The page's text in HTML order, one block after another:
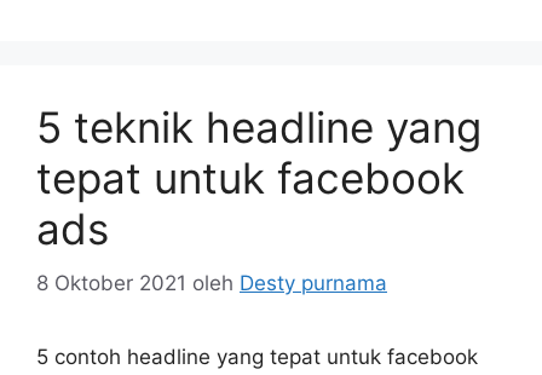
5 teknik headline yang
tepat untuk facebook
ads
8 Oktober 2021 oleh Desty purnama
5 contoh headline yang tepat untuk facebook